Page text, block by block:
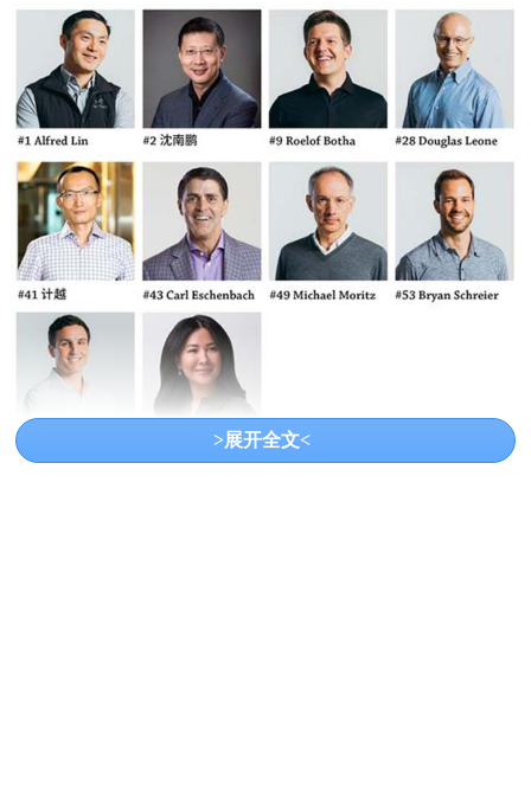
>展开全文<